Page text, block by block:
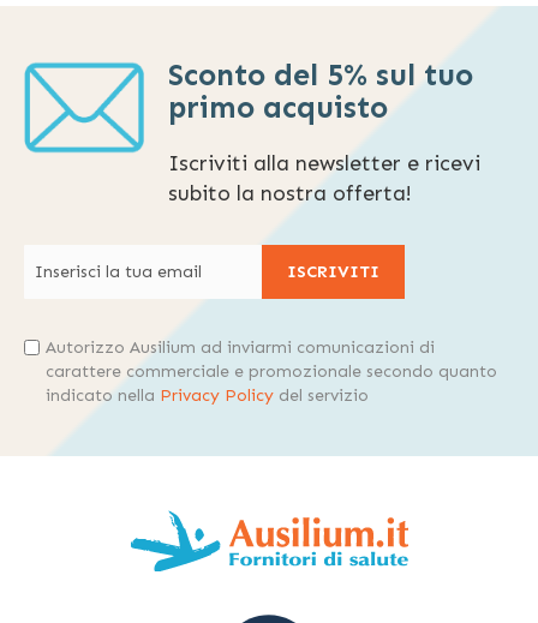
Sconto del 5% sul tuo
primo acquisto
Iscriviti alla newsletter e ricevi
subito la nostra offerta!
ISCRIVITI
Autorizzo Ausilium ad inviarmi comunicazioni di
carattere commerciale e promozionale secondo quanto
indicato nella Privacy Policy del servizio